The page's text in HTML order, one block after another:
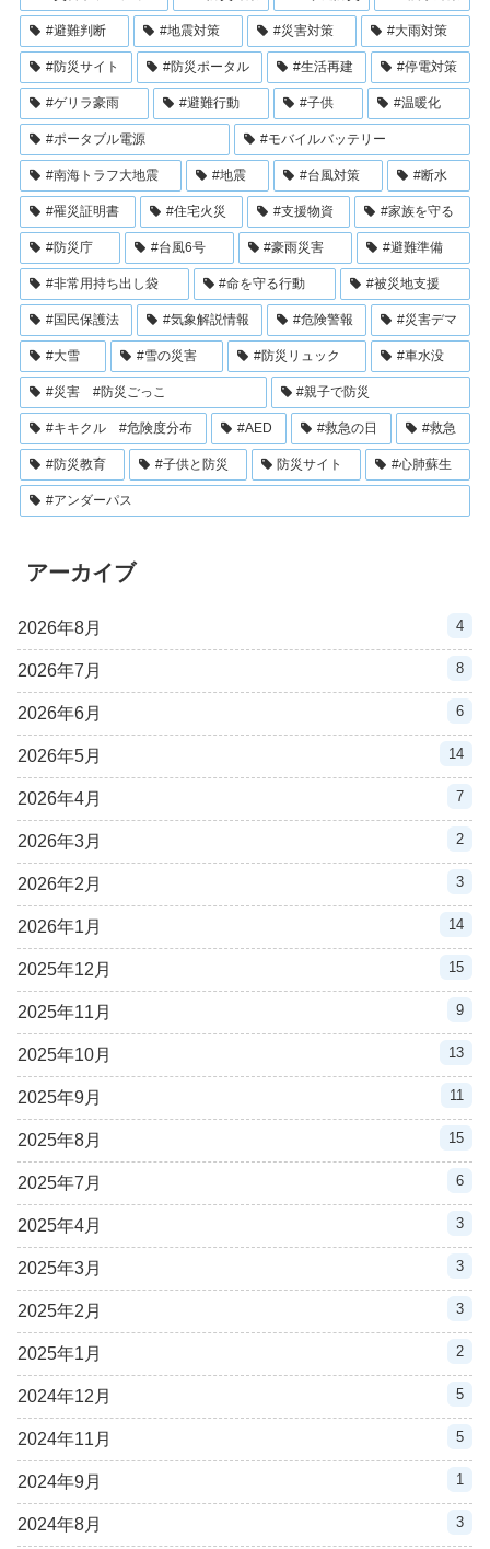
#避難判断 #地震対策 #災害対策 #大雨対策
#防災サイト #防災ポータル #生活再建 #停電対策
#ゲリラ豪雨 #避難行動 #子供 #温暖化
#ポータブル電源 #モバイルバッテリー
#南海トラフ大地震 #地震 #台風対策 #断水
#罹災証明書 #住宅火災 #支援物資 #家族を守る
#防災庁 #台風6号 #豪雨災害 #避難準備
#非常用持ち出し袋 #命を守る行動 #被災地支援
#国民保護法 #気象解説情報 #危険警報 #災害デマ
#大雪 #雪の災害 #防災リュック #車水没
#災害 #防災ごっこ #親子で防災
#キキクル #危険度分布 #AED #救急の日 #救急
#防災教育 #子供と防災 防災サイト #心肺蘇生
#アンダーパス
アーカイブ
2026年8月 4
2026年7月 8
2026年6月 6
2026年5月 14
2026年4月 7
2026年3月 2
2026年2月 3
2026年1月 14
2025年12月 15
2025年11月 9
2025年10月 13
2025年9月 11
2025年8月 15
2025年7月 6
2025年4月 3
2025年3月 3
2025年2月 3
2025年1月 2
2024年12月 5
2024年11月 5
2024年9月 1
2024年8月 3